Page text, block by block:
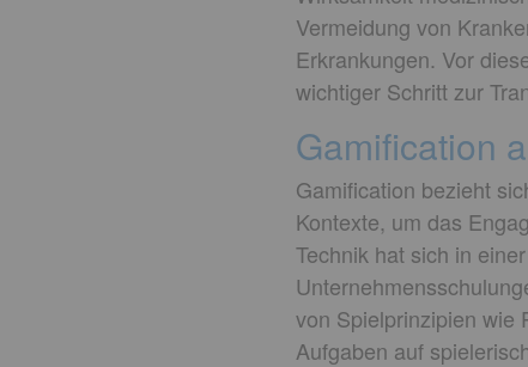
Vermeidung von
Erkrankungen. Vor
wichtiger Schritt zur
Gamification
Gamification bezieht
Kontexte, um das
Technik hat sich in
von Spielprinzipien wie
Aufgaben auf